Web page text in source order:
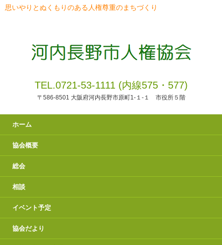
思いやりとぬくもりのある人権尊重のまちづくり
TEL.0721-53-1111 (内線575・577)
〒586-8501 大阪府河内長野市原町1-１-１ 市役所５階
ホーム
協会概要
総会
相談
イベント予定
協会だより